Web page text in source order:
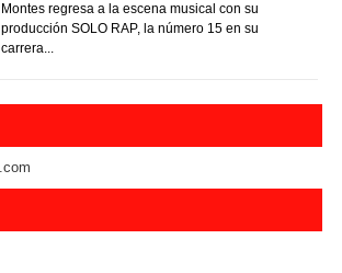
Montes regresa a la escena musical con su
producción SOLO RAP, la número 15 en su
carrera...